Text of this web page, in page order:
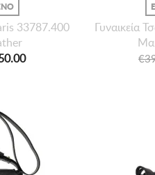
33787.400
Γυναικεία